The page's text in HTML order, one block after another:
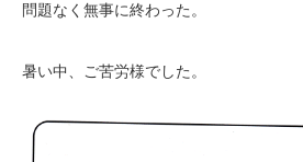
問題なく無事に終わった。
暑い中、ご苦労様でした。